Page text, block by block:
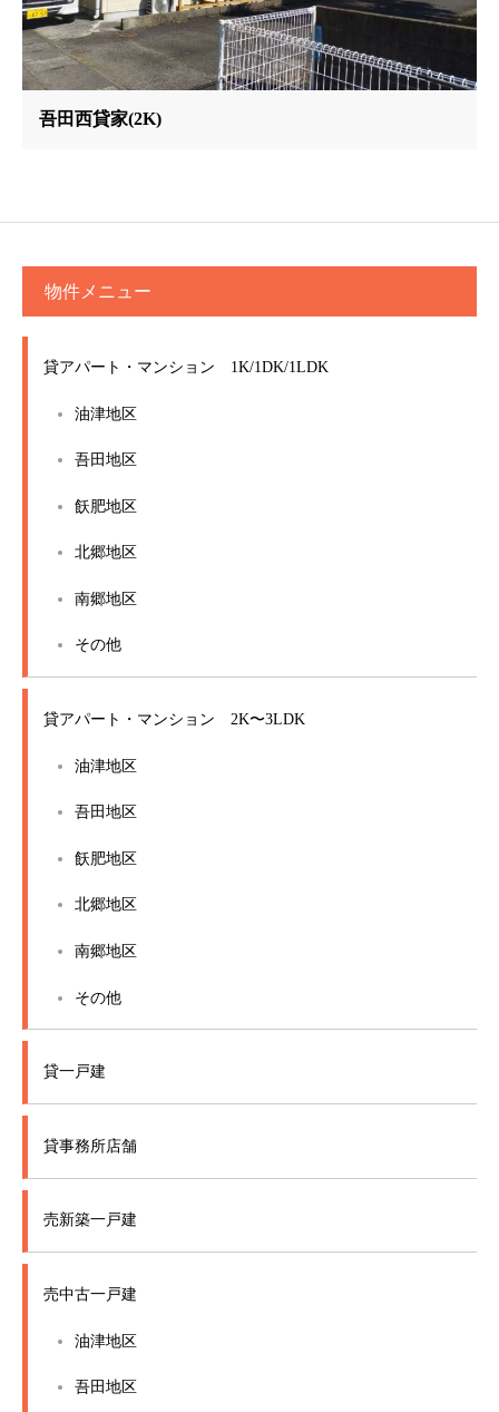
吾田西貸家(2K)
物件メニュー
貸アパート・マンション 1K/1DK/1LDK
油津地区
吾田地区
飫肥地区
北郷地区
南郷地区
その他
貸アパート・マンション 2K〜3LDK
油津地区
吾田地区
飫肥地区
北郷地区
南郷地区
その他
貸一戸建
貸事務所店舗
売新築一戸建
売中古一戸建
油津地区
吾田地区